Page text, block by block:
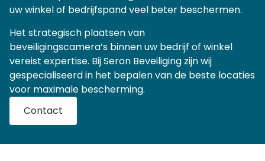
uw winkel of bedrijfspand veel beter beschermen.
Het strategisch plaatsen van
beveiligingscamera’s binnen uw bedrijf of winkel
vereist expertise. Bij Seron Beveiliging zijn wij
gespecialiseerd in het bepalen van de beste locaties
voor maximale bescherming.
Contact